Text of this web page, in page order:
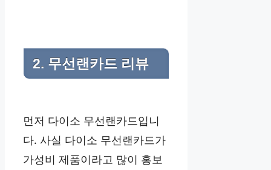
2. 무선랜카드 리뷰
먼저 다이소 무선랜카드입니
다. 사실 다이소 무선랜카드가
가성비 제품이라고 많이 홍보